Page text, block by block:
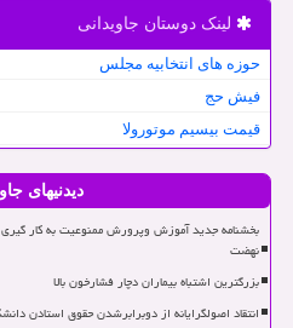
لینک دوستان جاویدانی
حوزه های انتخابیه مجلس
فیش حج
قیمت بیسیم موتورولا
دیدنیهای
بخشنامه جدید آموزش وپرورش ممنوعیت به کار
نهضت
بزرگترین اشتباه بیماران دچار فشارخون بالا
انتقاد اصولگرایانه از دوبرابرشدن حقوق استادن